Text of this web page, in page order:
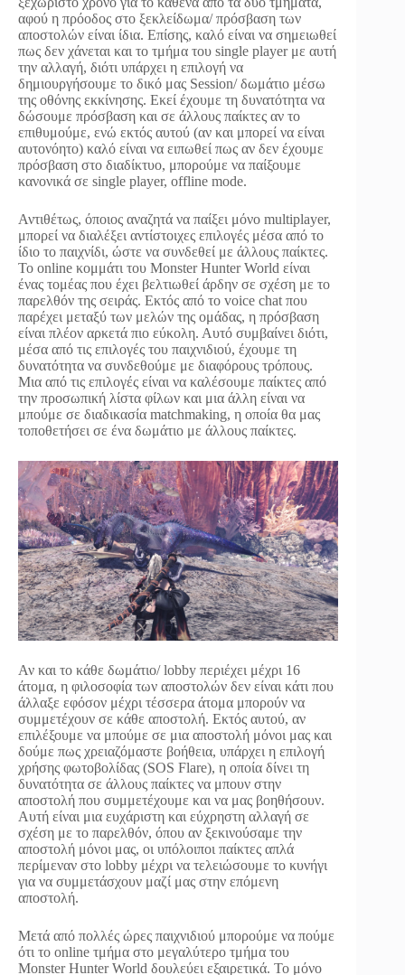
αφού η πρόοδος στο ξεκλείδωμα/ πρόσβαση των
αποστολών είναι ίδια. Επίσης, καλό είναι να σημειωθεί
πως δεν χάνεται και το τμήμα του single player με αυτή
την αλλαγή, διότι υπάρχει η επιλογή να
δημιουργήσουμε το δικό μας Session/ δωμάτιο μέσω
της οθόνης εκκίνησης. Εκεί έχουμε τη δυνατότητα να
δώσουμε πρόσβαση και σε άλλους παίκτες αν το
επιθυμούμε, ενώ εκτός αυτού (αν και μπορεί να είναι
αυτονόητο) καλό είναι να ειπωθεί πως αν δεν έχουμε
πρόσβαση στο διαδίκτυο, μπορούμε να παίξουμε
κανονικά σε single player, offline mode.
Αντιθέτως, όποιος αναζητά να παίξει μόνο multiplayer,
μπορεί να διαλέξει αντίστοιχες επιλογές μέσα από το
ίδιο το παιχνίδι, ώστε να συνδεθεί με άλλους παίκτες.
Το online κομμάτι του Monster Hunter World είναι
ένας τομέας που έχει βελτιωθεί άρδην σε σχέση με το
παρελθόν της σειράς. Εκτός από το voice chat που
παρέχει μεταξύ των μελών της ομάδας, η πρόσβαση
είναι πλέον αρκετά πιο εύκολη. Αυτό συμβαίνει διότι,
μέσα από τις επιλογές του παιχνιδιού, έχουμε τη
δυνατότητα να συνδεθούμε με διαφόρους τρόπους.
Μια από τις επιλογές είναι να καλέσουμε παίκτες από
την προσωπική λίστα φίλων και μια άλλη είναι να
μπούμε σε διαδικασία matchmaking, η οποία θα μας
τοποθετήσει σε ένα δωμάτιο με άλλους παίκτες.
Αν και το κάθε δωμάτιο/ lobby περιέχει μέχρι 16
άτομα, η φιλοσοφία των αποστολών δεν είναι κάτι που
άλλαξε εφόσον μέχρι τέσσερα άτομα μπορούν να
συμμετέχουν σε κάθε αποστολή. Εκτός αυτού, αν
επιλέξουμε να μπούμε σε μια αποστολή μόνοι μας και
δούμε πως χρειαζόμαστε βοήθεια, υπάρχει η επιλογή
χρήσης φωτοβολίδας (SOS Flare), η οποία δίνει τη
δυνατότητα σε άλλους παίκτες να μπουν στην
αποστολή που συμμετέχουμε και να μας βοηθήσουν.
Αυτή είναι μια ευχάριστη και εύχρηστη αλλαγή σε
σχέση με το παρελθόν, όπου αν ξεκινούσαμε την
αποστολή μόνοι μας, οι υπόλοιποι παίκτες απλά
περίμεναν στο lobby μέχρι να τελειώσουμε το κυνήγι
για να συμμετάσχουν μαζί μας στην επόμενη
αποστολή.
Μετά από πολλές ώρες παιχνιδιού μπορούμε να πούμε
ότι το online τμήμα στο μεγαλύτερο τμήμα του
Monster Hunter World δουλεύει εξαιρετικά. Το μόνο